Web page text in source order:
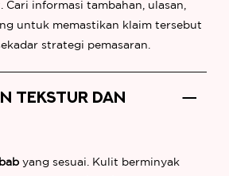
Cari informasi tambahan, ulasan,
untuk memastikan klaim tersebut
strategi pemasaran.
TEKSTUR DAN
yang sesuai. Kulit berminyak